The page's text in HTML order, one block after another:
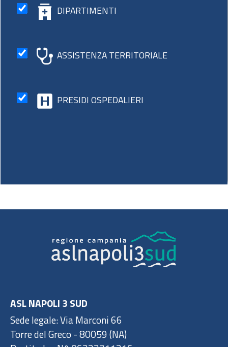
DIPARTIMENTI
ASSISTENZA TERRITORIALE
PRESIDI OSPEDALIERI
ASL NAPOLI 3 SUD
Sede legale: Via Marconi 66
Torre del Greco - 80059 (NA)